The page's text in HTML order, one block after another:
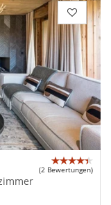
(2 Bewertungen)